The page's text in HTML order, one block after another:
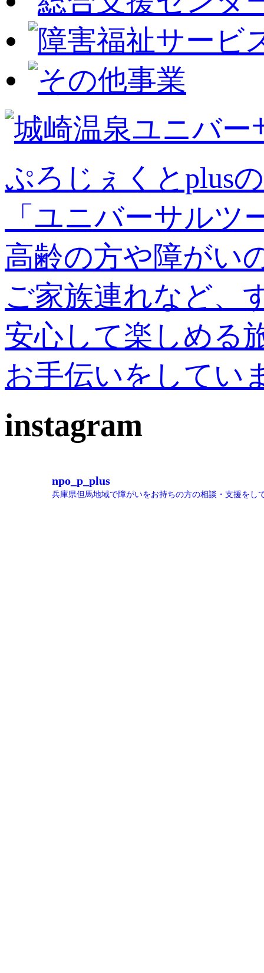
ぷろじぇくとplusの
「ユニバーサルツ
高齢の方や障がい
ご家族連れなど、
安心して楽しめる
お手伝いをしてい
instagram
npo_p_plus
兵庫県但馬地域で障がいをお持ちの方の相談・支援をし